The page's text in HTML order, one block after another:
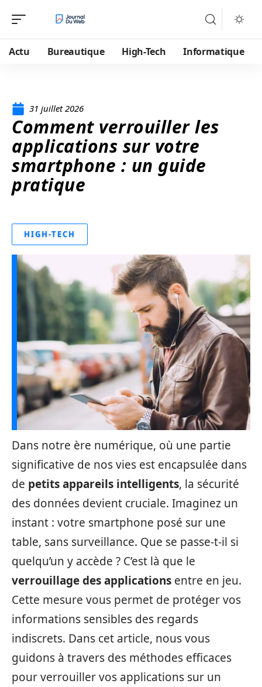
Actu Bureautique High-Tech Informatique
31 juillet 2026
Comment verrouiller les
applications sur votre
smartphone : un guide
pratique
HIGH-TECH
Dans notre ère numérique, où une partie
significative de nos vies est encapsulée dans
de petits appareils intelligents, la sécurité
des données devient cruciale. Imaginez un
instant : votre smartphone posé sur une
table, sans surveillance. Que se passe-t-il si
quelqu’un y accède ? C’est là que le
verrouillage des applications entre en jeu.
Cette mesure vous permet de protéger vos
informations sensibles des regards
indiscrets. Dans cet article, nous vous
guidons à travers des méthodes efficaces
pour verrouiller vos applications sur un